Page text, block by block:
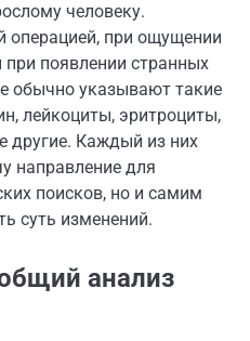
человеку.
операцией, при ощущении
при появлении странных
обычно указывают такие
лейкоциты, эритроциты,
другие. Каждый из них
направление для
поисков, но и самим
суть изменений.
анализ